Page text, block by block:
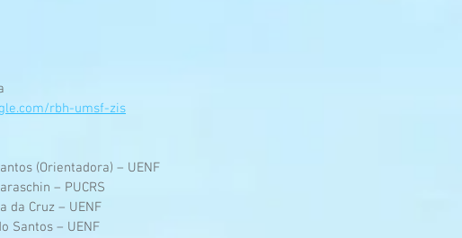
rbh-umsf-zis
(Orientadora) – UENF
– PUCRS
da Cruz – UENF
Santos – UENF